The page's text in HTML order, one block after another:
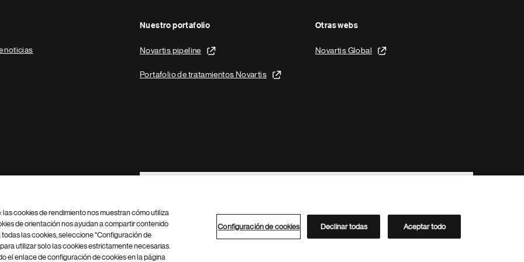
noticias
Nuestro portafolio
Novartis pipeline
Portafolio de tratamientos Novartis
Otras webs
Novartis Global
Footer Site Search
Configuración de cookies Mapa del sitio
Directorio de Novartis
cookies de rendimiento nos muestran cómo utiliza
de orientación nos ayudan a compartir contenido
las cookies, seleccione "Configuración de
utilizar solo las cookies estrictamente necesarias.
el enlace de configuración de cookies en la página
Configuración de cookies Declinar todas Aceptar todo